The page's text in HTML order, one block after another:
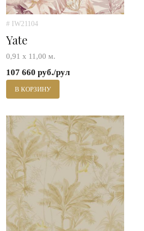
# IW21104
Yate
0,91 х 11,00 м.
107 660 руб./рул
В КОРЗИНУ